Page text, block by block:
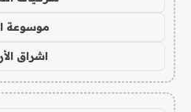
موسوعة
اشراق